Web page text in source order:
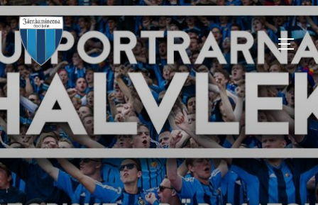
Hoppa
till
innehåll
SLÅ